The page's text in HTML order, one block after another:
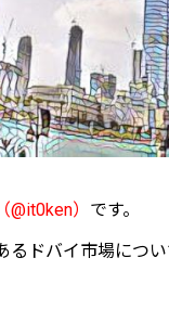
（@it0ken） です。
るドバイ市場につ